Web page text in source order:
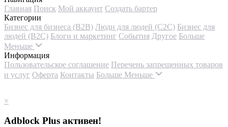
Главная Поиск Мой аккаунт Создать бартер
Категории
Бизнес для бизнеса (B2B) Люди для людей (С2С) Бизнес для
людей (B2C) Блоги и маркетинг События Другое Больше
Меньше
Информация
Пользовательское соглашение Перечень запрещенных товаров
и услуг Оферта Контакты Больше Меньше
×
Adblock Plus активен!